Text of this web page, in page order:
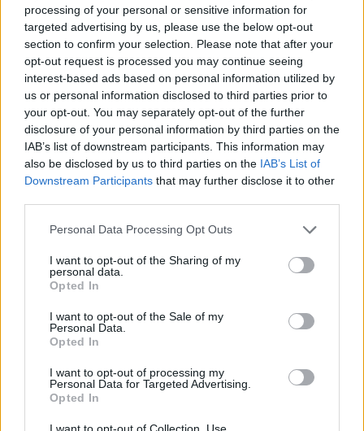
processing of your personal or sensitive information for
targeted advertising by us, please use the below opt-out
section to confirm your selection. Please note that after your
opt-out request is processed you may continue seeing
interest-based ads based on personal information utilized by
us or personal information disclosed to third parties prior to
your opt-out. You may separately opt-out of the further
disclosure of your personal information by third parties on the
IAB’s list of downstream participants. This information may
also be disclosed by us to third parties on the IAB’s List of
Downstream Participants that may further disclose it to other
Personal Data Processing Opt Outs
I want to opt-out of the Sharing of my
personal data.
Opted In
I want to opt-out of the Sale of my
Personal Data.
Opted In
I want to opt-out of processing my
Personal Data for Targeted Advertising.
Opted In
I want to opt-out of Collection, Use,